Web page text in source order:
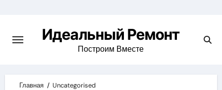
content
Идеальный Ремонт
Построим Вместе
Главная
Uncategorised